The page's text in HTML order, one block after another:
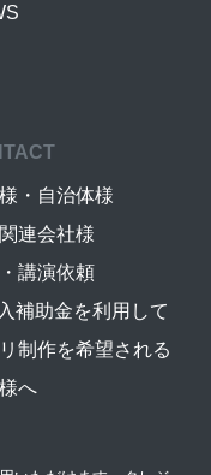
・自治体様
連会社様
講演依頼
補助金を利用して
制作を希望される
へ